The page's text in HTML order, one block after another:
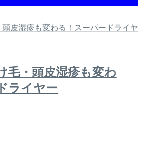
毛・頭皮湿疹も変わ
ライヤー